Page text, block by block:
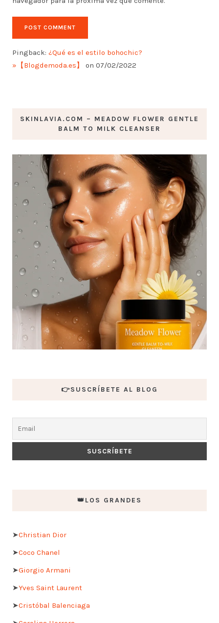
Pingback: ¿Qué es el estilo bohochic?
»【Blogdemoda.es】
on 07/02/2022
SKINLAVIA.COM – MEADOW FLOWER GENTLE
BALM TO MILK CLEANSER
👉SUSCRÍBETE AL BLOG
👑LOS GRANDES
➤Christian Dior
➤Coco Chanel
➤Giorgio Armani
➤Yves Saint Laurent
➤Cristóbal Balenciaga